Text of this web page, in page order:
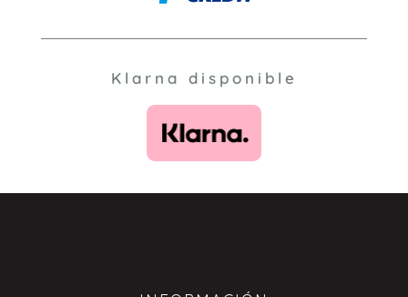
Klarna disponible